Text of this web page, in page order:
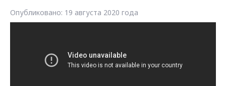
Опубликовано: 19 августа 2020 года